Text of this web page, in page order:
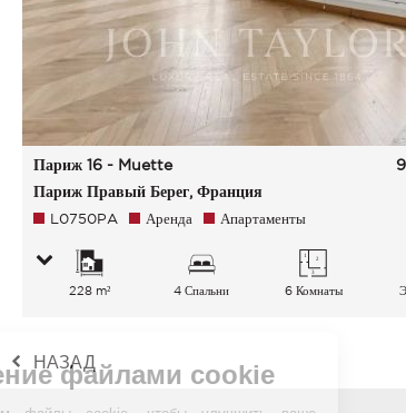
Париж 16 - Muette
Париж Правый Берег, Франция
L0750PA Аренда Апартаменты
228 m² 4 Спальни 6 Комнаты
НАЗАД
Управление файлами